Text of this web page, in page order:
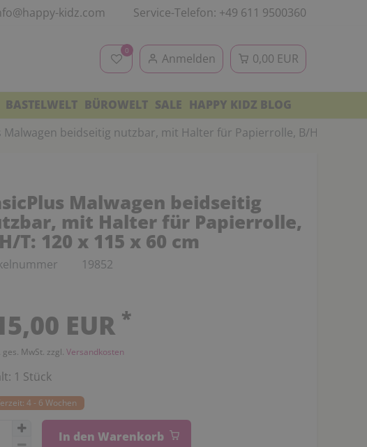
kidz.com Service-Telefon: +49 611 9500360
0
Anmelden 0,00 EUR
BASTELWELT BÜROWELT SALE HAPPY KIDZ BLOG
Malwagen beidseitig nutzbar, mit Halter für Papierrolle, B/H/T: 120 x
Malwagen beidseitig
mit Halter für Papierrolle,
T: 120 x 115 x 60 cm
19852
EUR *
MwSt. zzgl. Versandkosten
1 Stück
4 - 6 Wochen
In den Warenkorb